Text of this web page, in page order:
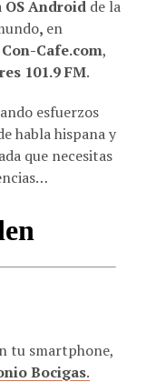
OS Android de la
, en
Con-Cafe.com,
101.9 FM.
esfuerzos
habla hispana y
que necesitas
tu smartphone,
Bocigas.